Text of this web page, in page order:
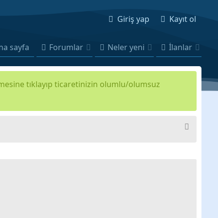
Giriş yap Kayıt ol
sayfa Forumlar Neler yeni İlanlar
tıklayıp ticaretinizin olumlu/olumsuz